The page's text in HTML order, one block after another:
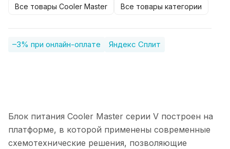
Все товары Cooler Master Все товары категории
–3% при онлайн-оплате Яндекс Сплит
Блок питания Cooler Master серии V построен на
платформе, в которой применены современные
схемотехнические решения, позволяющие